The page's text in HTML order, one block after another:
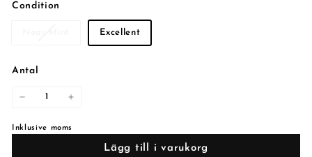
Condition
Excellent
Antal
Inklusive moms
Lägg till i varukorg